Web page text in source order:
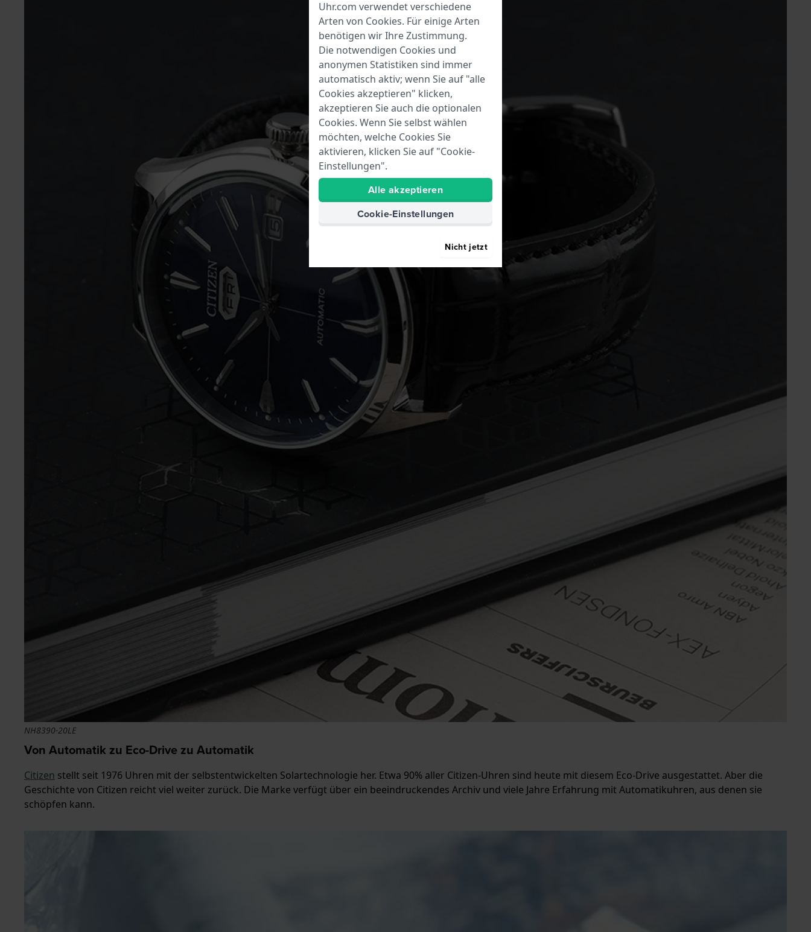
NH8390-20LE
Von Automatik zu Eco-Drive zu Automatik
Citizen stellt seit 1976 Uhren mit der selbstentwickelten Solartechnologie her. Etwa 90% aller Citizen-Uhren sind heute mit diesem Eco-Drive ausgestattet. Aber die
Geschichte von Citizen reicht viel weiter zurück. Die Marke verfügt über ein beeindruckendes Archiv und viele Jahre Erfahrung mit Automatikuhren, aus denen sie
schöpfen kann.
Uhr.com verwendet verschiedene
Arten von Cookies. Für einige Arten
benötigen wir Ihre Zustimmung.
Die notwendigen Cookies und
anonymen Statistiken sind immer
automatisch aktiv; wenn Sie auf "alle
Cookies akzeptieren" klicken,
akzeptieren Sie auch die optionalen
Cookies. Wenn Sie selbst wählen
möchten, welche Cookies Sie
aktivieren, klicken Sie auf "Cookie-
Einstellungen".
Alle akzeptieren
Cookie-Einstellungen
Nicht jetzt